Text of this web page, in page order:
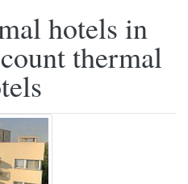
hotels in
thermal